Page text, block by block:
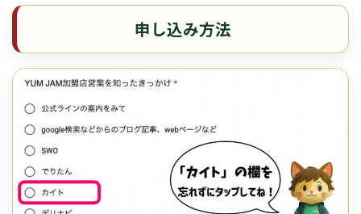
申し込み方法